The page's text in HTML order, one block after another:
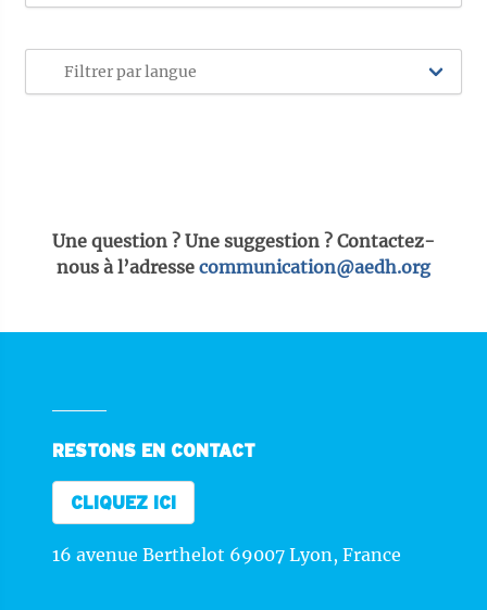
Une question ? Une suggestion ? Contactez-
nous à l’adresse communication@aedh.org
RESTONS EN CONTACT
CLIQUEZ ICI
16 avenue Berthelot 69007 Lyon, France